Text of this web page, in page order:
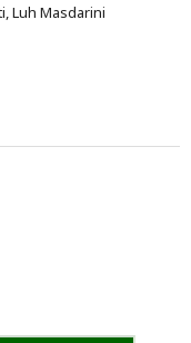
Luh Masdarini